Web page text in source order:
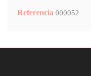
Referencia 000052